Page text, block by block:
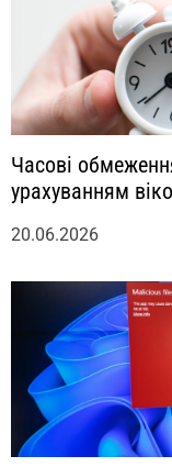
Часові
урахуванням
20.06.2026